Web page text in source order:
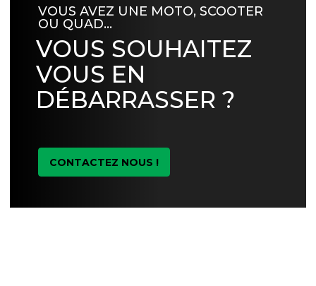
VOUS AVEZ UNE MOTO, SCOOTER
OU QUAD…
VOUS SOUHAITEZ
VOUS EN
DÉBARRASSER ?
CONTACTEZ NOUS !